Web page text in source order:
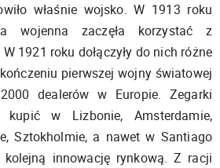
właśnie wojsko. W 1913 roku
wojenna zaczęła korzystać z
1921 roku dołączyły do nich różne
pierwszej wojny światowej
dealerów w Europie. Zegarki
w Lizbonie, Amsterdamie,
Sztokholmie, a nawet w Santiago
kolejną innowację rynkową. Z racji